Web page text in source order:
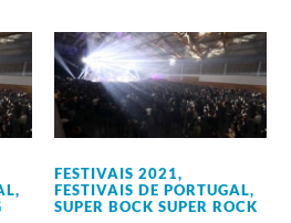
,
FESTIVAIS 2021,
FESTIVAIS DE PORTUGAL,
SUPER BOCK SUPER ROCK